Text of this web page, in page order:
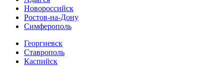
Новороссийск
Ростов-на-Дону
Симферополь
Георгиевск
Ставрополь
Каспийск